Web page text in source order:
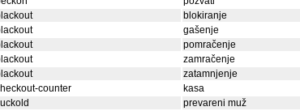
blokiranje
gašenje
pomračenje
zamračenje
zatamnjenje
counter
kasa
prevareni muž